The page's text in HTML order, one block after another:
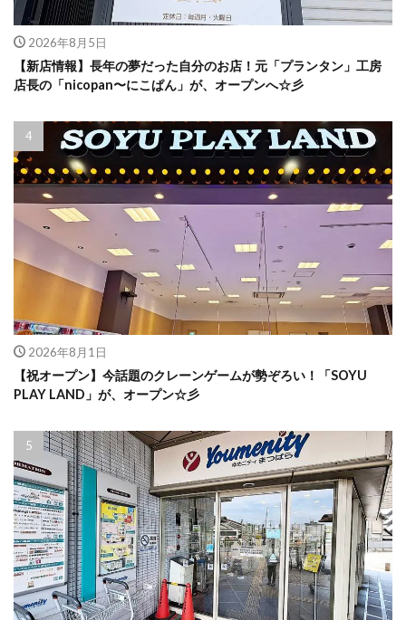
2026年8月5日
【新店情報】長年の夢だった自分のお店！元「プランタン」工房
店長の「nicopan〜にこぱん」が、オープンへ☆彡
2026年8月1日
【祝オープン】今話題のクレーンゲームが勢ぞろい！「SOYU
PLAY LAND」が、オープン☆彡